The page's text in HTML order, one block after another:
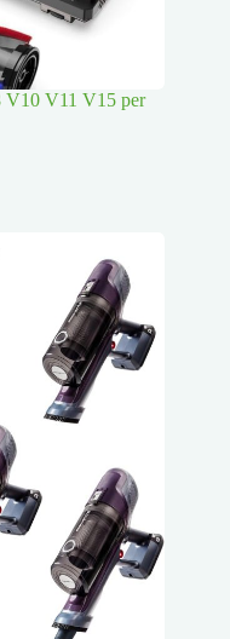
V10 V11 V15 per